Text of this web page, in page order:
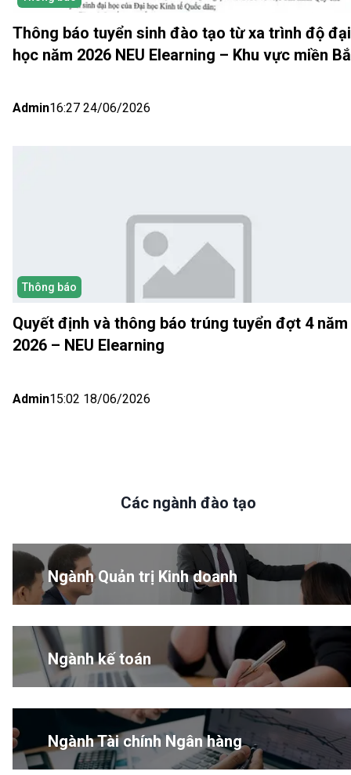
Thông báo tuyển sinh đào tạo từ xa trình độ đại
học năm 2026 NEU Elearning – Khu vực miền
Admin16:27 24/06/2026
Thông báo
Quyết định và thông báo trúng tuyển đợt 4 năm
2026 – NEU Elearning
Admin15:02 18/06/2026
Các ngành đào tạo
Ngành Quản trị Kinh doanh
Ngành kế toán
Ngành Tài chính Ngân hàng